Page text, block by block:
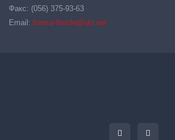
Факс: (056) 375-93-63
Email: hansa-flexdn@ukr.net